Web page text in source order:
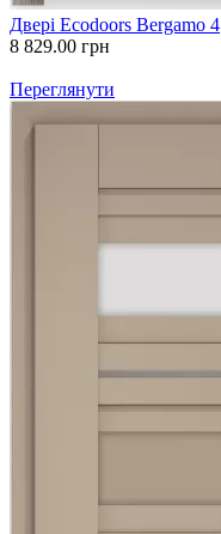
Двері Ecodoors Bergamo 4
8 829.00 грн
Переглянути